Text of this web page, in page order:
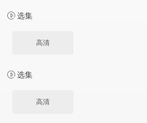
选集
高清
选集
高清